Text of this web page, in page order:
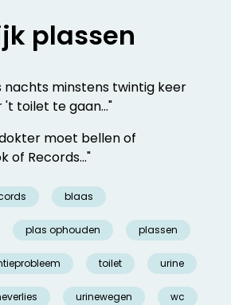
plassen
nachts minstens twintig keer
toilet te gaan..."
moet bellen of
of Records..."
blaas
plas ophouden plassen
toilet urine
urinewegen wc